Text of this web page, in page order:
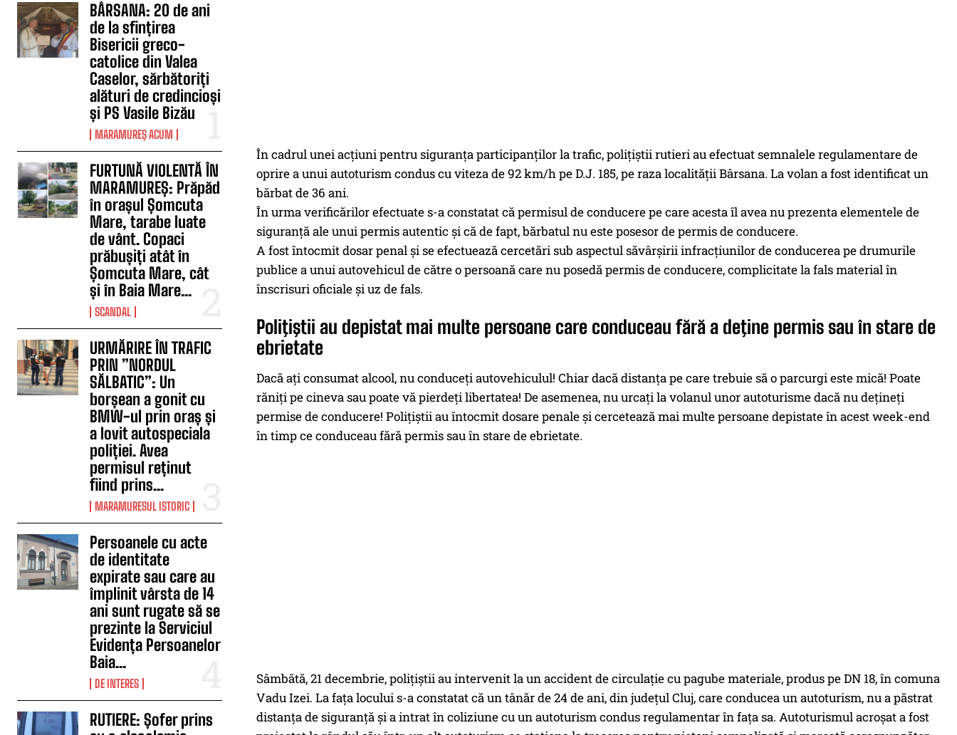
BÂRSANA: 20 de ani
de la sfințirea
Bisericii greco-
catolice din Valea
Caselor, sărbătoriți
alături de credincioși
și PS Vasile Bizău
MARAMUREȘ ACUM
FURTUNĂ VIOLENTĂ ÎN
MARAMUREȘ: Prăpăd
în orașul Șomcuta
Mare, tarabe luate
de vânt. Copaci
prăbușiți atât în
Șomcuta Mare, cât
și în Baia Mare...
SCANDAL
URMĂRIRE ÎN TRAFIC
PRIN ”NORDUL
SĂLBATIC”: Un
borșean a gonit cu
BMW-ul prin oraș și
a lovit autospeciala
poliției. Avea
permisul reținut
fiind prins...
MARAMURESUL ISTORIC
Persoanele cu acte
de identitate
expirate sau care au
împlinit vârsta de 14
ani sunt rugate să se
prezinte la Serviciul
Evidența Persoanelor
Baia...
DE INTERES
RUTIERE: Șofer prins
În cadrul unei acţiuni pentru siguranţa participanţilor la trafic, poliţiştii rutieri au efectuat semnalele regulamentare de
oprire a unui autoturism condus cu viteza de 92 km/h pe D.J. 185, pe raza localităţii Bârsana. La volan a fost identificat un
bărbat de 36 ani.
În urma verificărilor efectuate s-a constatat că permisul de conducere pe care acesta îl avea nu prezenta elementele de
siguranţă ale unui permis autentic şi că de fapt, bărbatul nu este posesor de permis de conducere.
A fost întocmit dosar penal şi se efectuează cercetări sub aspectul săvârşirii infracţiunilor de conducerea pe drumurile
publice a unui autovehicul de către o persoană care nu posedă permis de conducere, complicitate la fals material în
înscrisuri oficiale şi uz de fals.
Poliţiştii au depistat mai multe persoane care conduceau fără a deţine permis sau în stare de
ebrietate
Dacă aţi consumat alcool, nu conduceţi autovehiculul! Chiar dacă distanţa pe care trebuie să o parcurgi este mică! Poate
răniţi pe cineva sau poate vă pierdeţi libertatea! De asemenea, nu urcaţi la volanul unor autoturisme dacă nu deţineţi
permise de conducere! Poliţiştii au întocmit dosare penale şi cercetează mai multe persoane depistate în acest week-end
în timp ce conduceau fără permis sau în stare de ebrietate.
Sâmbătă, 21 decembrie, poliţiştii au intervenit la un accident de circulaţie cu pagube materiale, produs pe DN 18, în comuna
Vadu Izei. La faţa locului s-a constatat că un tânăr de 24 de ani, din judeţul Cluj, care conducea un autoturism, nu a păstrat
distanţa de siguranţă şi a intrat în coliziune cu un autoturism condus regulamentar în faţa sa. Autoturismul acroşat a fost